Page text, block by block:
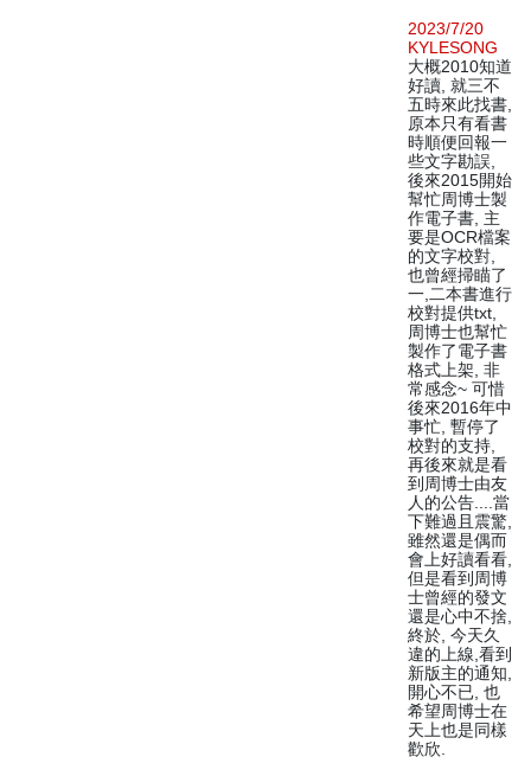
2023/7/20
KYLESONG
大概2010知道
好讀, 就三不
五時來此找書,
原本只有看書
時順便回報一
些文字勘誤,
後來2015開始
幫忙周博士製
作電子書, 主
要是OCR檔案
的文字校對,
也曾經掃瞄了
一,二本書進行
校對提供txt,
周博士也幫忙
製作了電子書
格式上架, 非
常感念~ 可惜
後來2016年中
事忙, 暫停了
校對的支持,
再後來就是看
到周博士由友
人的公告....當
下難過且震驚,
雖然還是偶而
會上好讀看看,
但是看到周博
士曾經的發文
還是心中不捨,
終於, 今天久
違的上線,看到
新版主的通知,
開心不已, 也
希望周博士在
天上也是同樣
歡欣.